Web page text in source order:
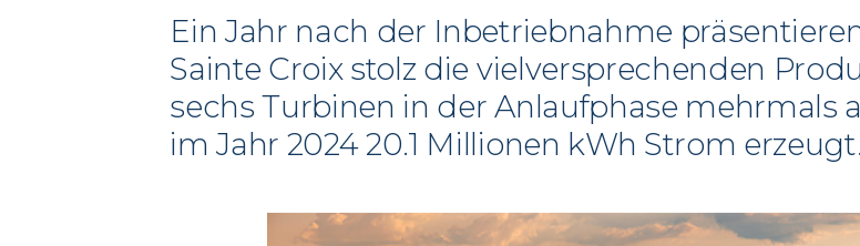
Ein Jahr nach der Inbetriebnahme
Sainte Croix stolz die vielversprechenden
sechs Turbinen in der Anlaufphase mehrmals
im Jahr 2024 20.1 Millionen kWh Strom erzeugt.